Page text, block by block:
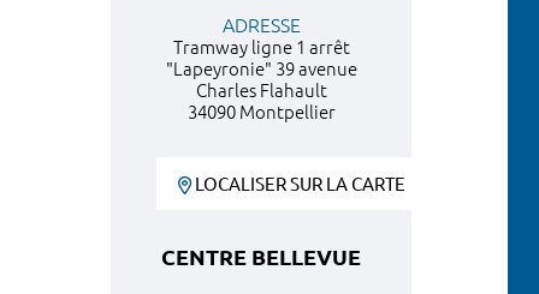
ADRESSE
Tramway ligne 1 arrêt
"Lapeyronie" 39 avenue
Charles Flahault
34090 Montpellier
LOCALISER SUR LA CARTE
CENTRE BELLEVUE